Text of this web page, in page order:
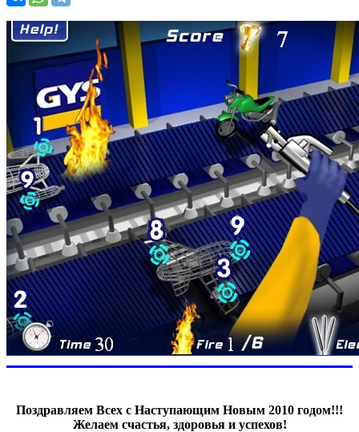
Поздравляем Всех с Наступающим Новым 2010 годом!!!
Желаем счастья, здоровья и успехов!